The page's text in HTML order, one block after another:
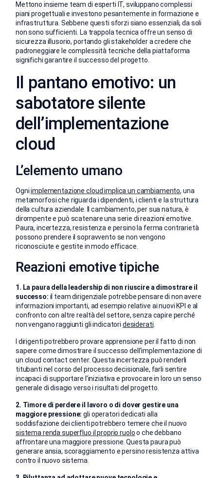
Mettono insieme team di esperti IT, sviluppano complessi
piani progettuali e investono pesantemente in formazione e
infrastruttura. Sebbene questi sforzi siano essenziali, da soli
non sono sufficienti. La trappola tecnica offre un senso di
sicurezza illusorio, portando gli stakeholder a credere che
padroneggiare le complessità tecniche della piattaforma
significhi garantire il successo del progetto.
Il pantano emotivo: un
sabotatore silente
dell’implementazione
cloud
L’elemento umano
Ogniimplementazione cloud implica un cambiamento, una
metamorfosi che riguarda i dipendenti, i clienti e la struttura
della cultura aziendale. Il cambiamento, per sua natura, è
dirompente e può scatenare una serie di reazioni emotive.
Paura, incertezza, resistenza e persino la ferma contrarietà
possono prendere il sopravvento se non vengono
riconosciute e gestite in modo efficace.
Reazioni emotive tipiche
1. La paura della leadership di non riuscire a dimostrare il
successo: il team dirigenziale potrebbe pensare di non avere
informazioni importanti, ad esempio relative ai nuovi KPI e al
confronto con altre realtà del settore, senza capire perché
non vengano raggiunti gli indicatori desiderati
I dirigenti potrebbero provare apprensione per il fatto di non
sapere come dimostrare il successo dell’implementazione di
un cloud contact center. Questa incertezza può renderli
titubanti nel corso del processo decisionale, farli sentire
incapaci di supportare l’iniziativa e provocare in loro un senso
generale di disagio verso i risultati del progetto.
2. Timore di perdere il lavoro o di dover gestire una
maggiore pressione: gli operatori dedicati alla
soddisfazione dei clienti potrebbero temere che il nuovo
sistema renda superfluo il proprio ruoloo che debbano
affrontare una maggiore pressione. Questa paura può
generare ansia, scoraggiamento e persino resistenza attiva
contro il nuovo sistema.